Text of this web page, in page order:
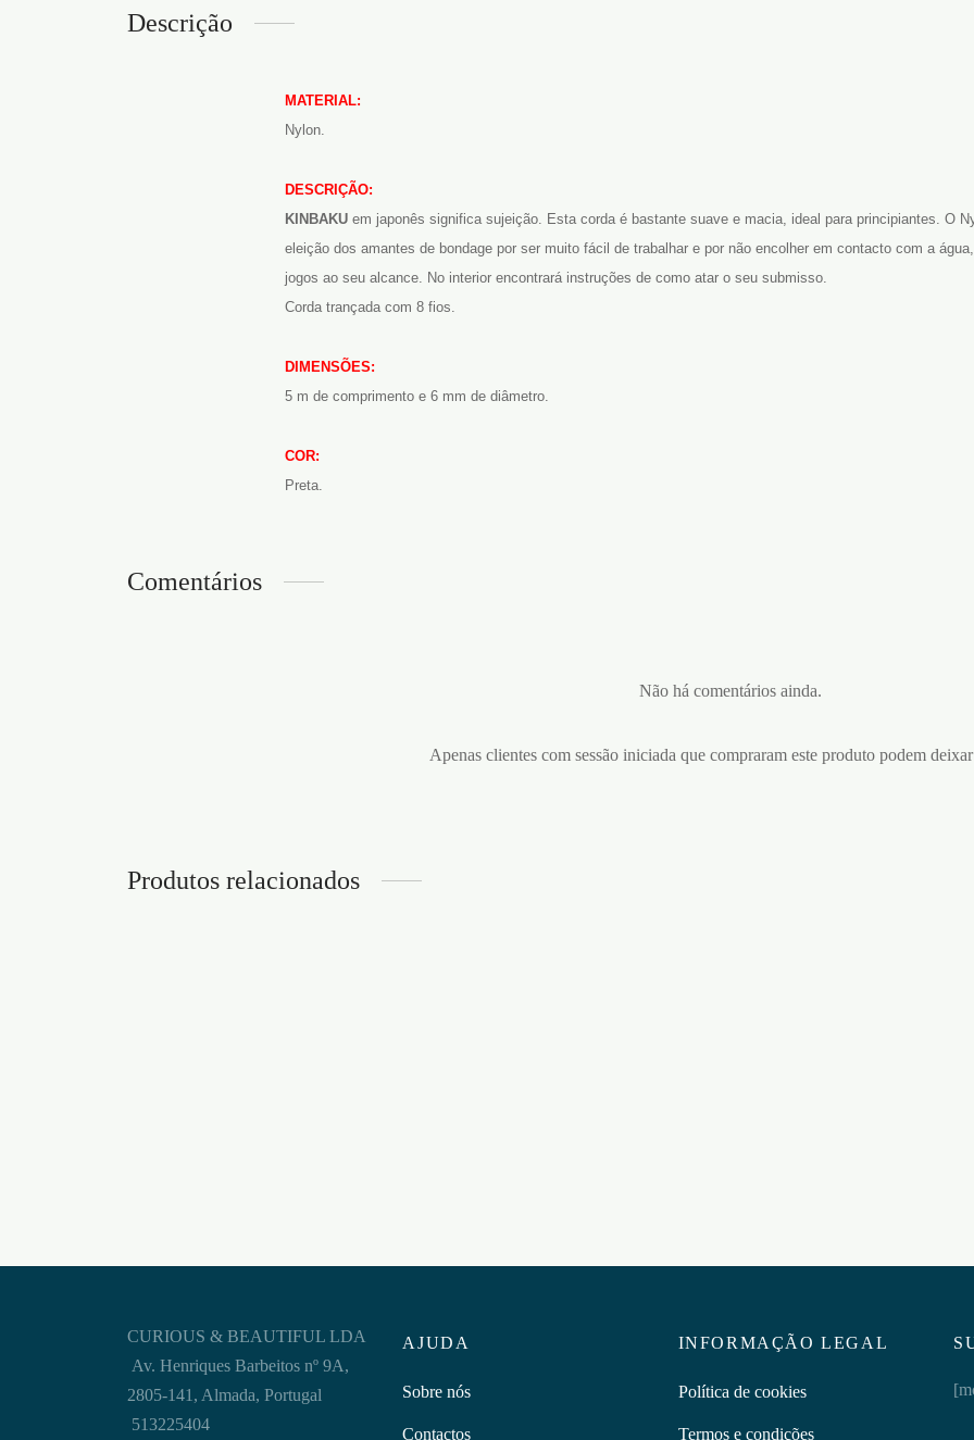
Descrição
MATERIAL:
Nylon.
DESCRIÇÃO:
KINBAKU em japonês significa sujeição. Esta corda é bastante suave e macia, ideal para principiantes. O
eleição dos amantes de bondage por ser muito fácil de trabalhar e por não encolher em contacto com a
jogos ao seu alcance. No interior encontrará instruções de como atar o seu submisso.
Corda trançada com 8 fios.
DIMENSÕES:
5 m de comprimento e 6 mm de diâmetro.
COR:
Preta.
Comentários
Não há comentários ainda.
Apenas clientes com sessão iniciada que compraram este produto podem
Produtos relacionados
AJUDA
Sobre nós
Contactos
INFORMAÇÃO LEGAL
Política de cookies
Termos e condições
CURIOUS & BEAUTIFUL LDA
Av. Henriques Barbeitos nº 9A,
2805-141, Almada, Portugal
513225404